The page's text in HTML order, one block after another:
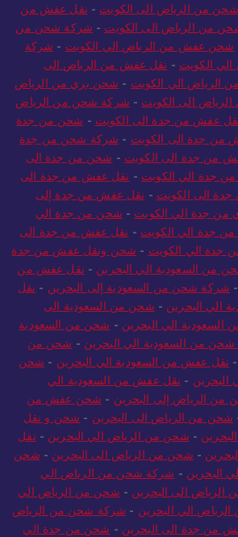
شحن من الرياض الى الكويت - نقل عفش من
من الرياض الى الكويت - شركة شحن من
شحن عفش من الرياض الي الكويت - شركة
الكويت - نقل عفش من الرياض الى
الرياض الي الكويت - شحن بري من الرياض
الى الكويت - شركة شحن من الرياض
عفش من جدة الى الكويت - شحن من جدة
من جدة الى الكويت - شركة شحن من جدة
من جدة الى الكويت - شحن من جدة الى
جدة الي الكويت - نقل عفش من جدة الى
الى الكويت - نقل عفش من جدة إلى
من جدة الي الكويت - شحن من جدة الي
جدة الي الكويت - نقل عفش من جدة الى
الي الكويت - شحن ونقل عفش من جدة
من السعودية الي البحرين - نقل عفش من
- شركة شحن من السعودية إلى البحرين - نقل
الي البحرين - شحن من السعودية الى
الي البحرين - شحن من السعودية
من السعودية الي البحرين - شحن من
- نقل عفش من السعودية الي البحرين - شحن
البحرين - نقل عفش من السعودية الي
الرياض إلى البحرين - شحن عفش من
شحن من الرياض الى البحرين - شحن و نقل
- شحن من الرياض الي البحرين - نقل
- شحن من الرياض الى البحرين - شحن
البحرين - شركة شحن من الرياض الي
الى البحرين - شحن من الرياض الي
الي البحرين - شركة شحن من الرياض
من جدة الى البحرين - شحن من جدة الي